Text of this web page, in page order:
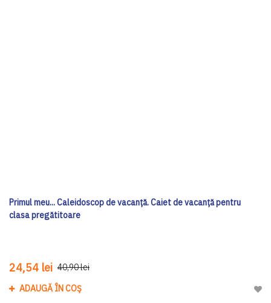
Primul meu... Caleidoscop de vacanță. Caiet de vacanță pentru
clasa pregătitoare
24,54 lei 40,90 lei
ADAUGĂ ÎN COȘ